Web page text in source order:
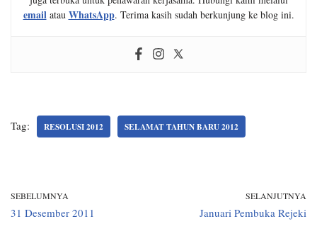
emailatau WhatsApp. Terima kasih sudah berkunjung ke blog ini.
Tag: RESOLUSI 2012 SELAMAT TAHUN BARU 2012
SEBELUMNYA
31 Desember 2011
SELANJUTNYA
Januari Pembuka Rejeki